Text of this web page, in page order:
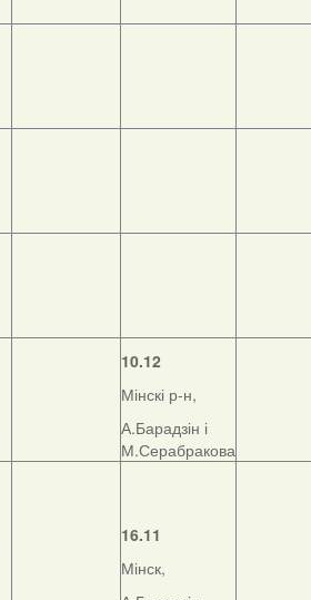
10.12
Мінскі р-н,
А.Барадзін і
М.Серабракова
16.11
Мінск,